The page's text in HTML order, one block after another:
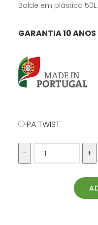
Balde em plástico 50L.
GARANTIA 10 ANOS
PA TWIST